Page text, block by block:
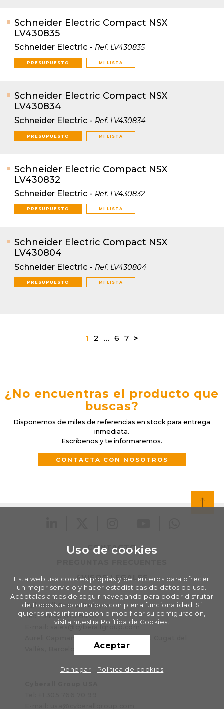
Schneider Electric Compact NSX
LV430835
Schneider Electric - Ref. LV430835
PRESUPUESTO MI LISTA
Schneider Electric Compact NSX
LV430834
Schneider Electric - Ref. LV430834
PRESUPUESTO MI LISTA
Schneider Electric Compact NSX
LV430832
Schneider Electric - Ref. LV430832
PRESUPUESTO MI LISTA
Schneider Electric Compact NSX
LV430804
Schneider Electric - Ref. LV430804
PRESUPUESTO MI LISTA
1 2 … 6 7 >
¿No encuentras el producto que
buscas?
Disponemos de miles de referencias en stock para entrega
inmediata.
Escríbenos y te informaremos.
CONTACTA CON NOSOTROS
CONTACTO
AVISOS LEGALES
Cyberall Group Europe
Tel:+34 93 675 64 04
sales@cyberallgroup.com
Aureli Capmany, 2 local 7. 08195 Sant Cugat del
Vallès, Barcelona, España.
Uso de cookies
Esta web usa cookies propias y de terceros para ofrecer
un mejor servicio y hacer estadísticas de datos de uso.
Acéptalas antes de seguir navegando para poder disfrutar
de todos sus contenidos con plena funcionalidad. Si
quieres más información o modificar su configuración,
visita nuestra Política de Cookies.
Aceptar
Denegar - Política de cookies